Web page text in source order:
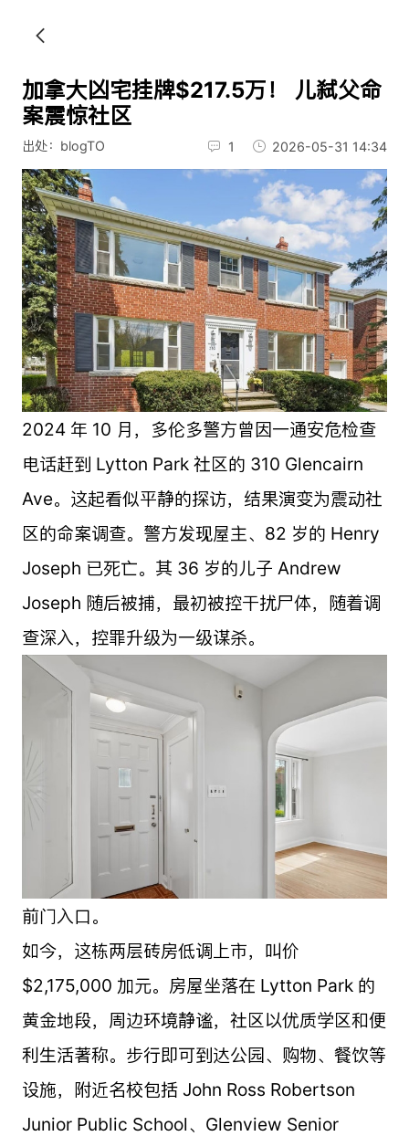
加拿大凶宅挂牌$217.5万！ 儿弑父命
案震惊社区
出处：blogTO 1 2026-05-31 14:34
2024 年 10 月，多伦多警方曾因一通安危检查
电话赶到 Lytton Park 社区的 310 Glencairn
Ave。这起看似平静的探访，结果演变为震动社
区的命案调查。警方发现屋主、82 岁的 Henry
Joseph 已死亡。其 36 岁的儿子 Andrew
Joseph 随后被捕，最初被控干扰尸体，随着调
查深入，控罪升级为一级谋杀。
前门入口。
如今，这栋两层砖房低调上市，叫价
$2,175,000 加元。房屋坐落在 Lytton Park 的
黄金地段，周边环境静谧，社区以优质学区和便
利生活著称。步行即可到达公园、购物、餐饮等
设施，附近名校包括 John Ross Robertson
Junior Public School、Glenview Senior